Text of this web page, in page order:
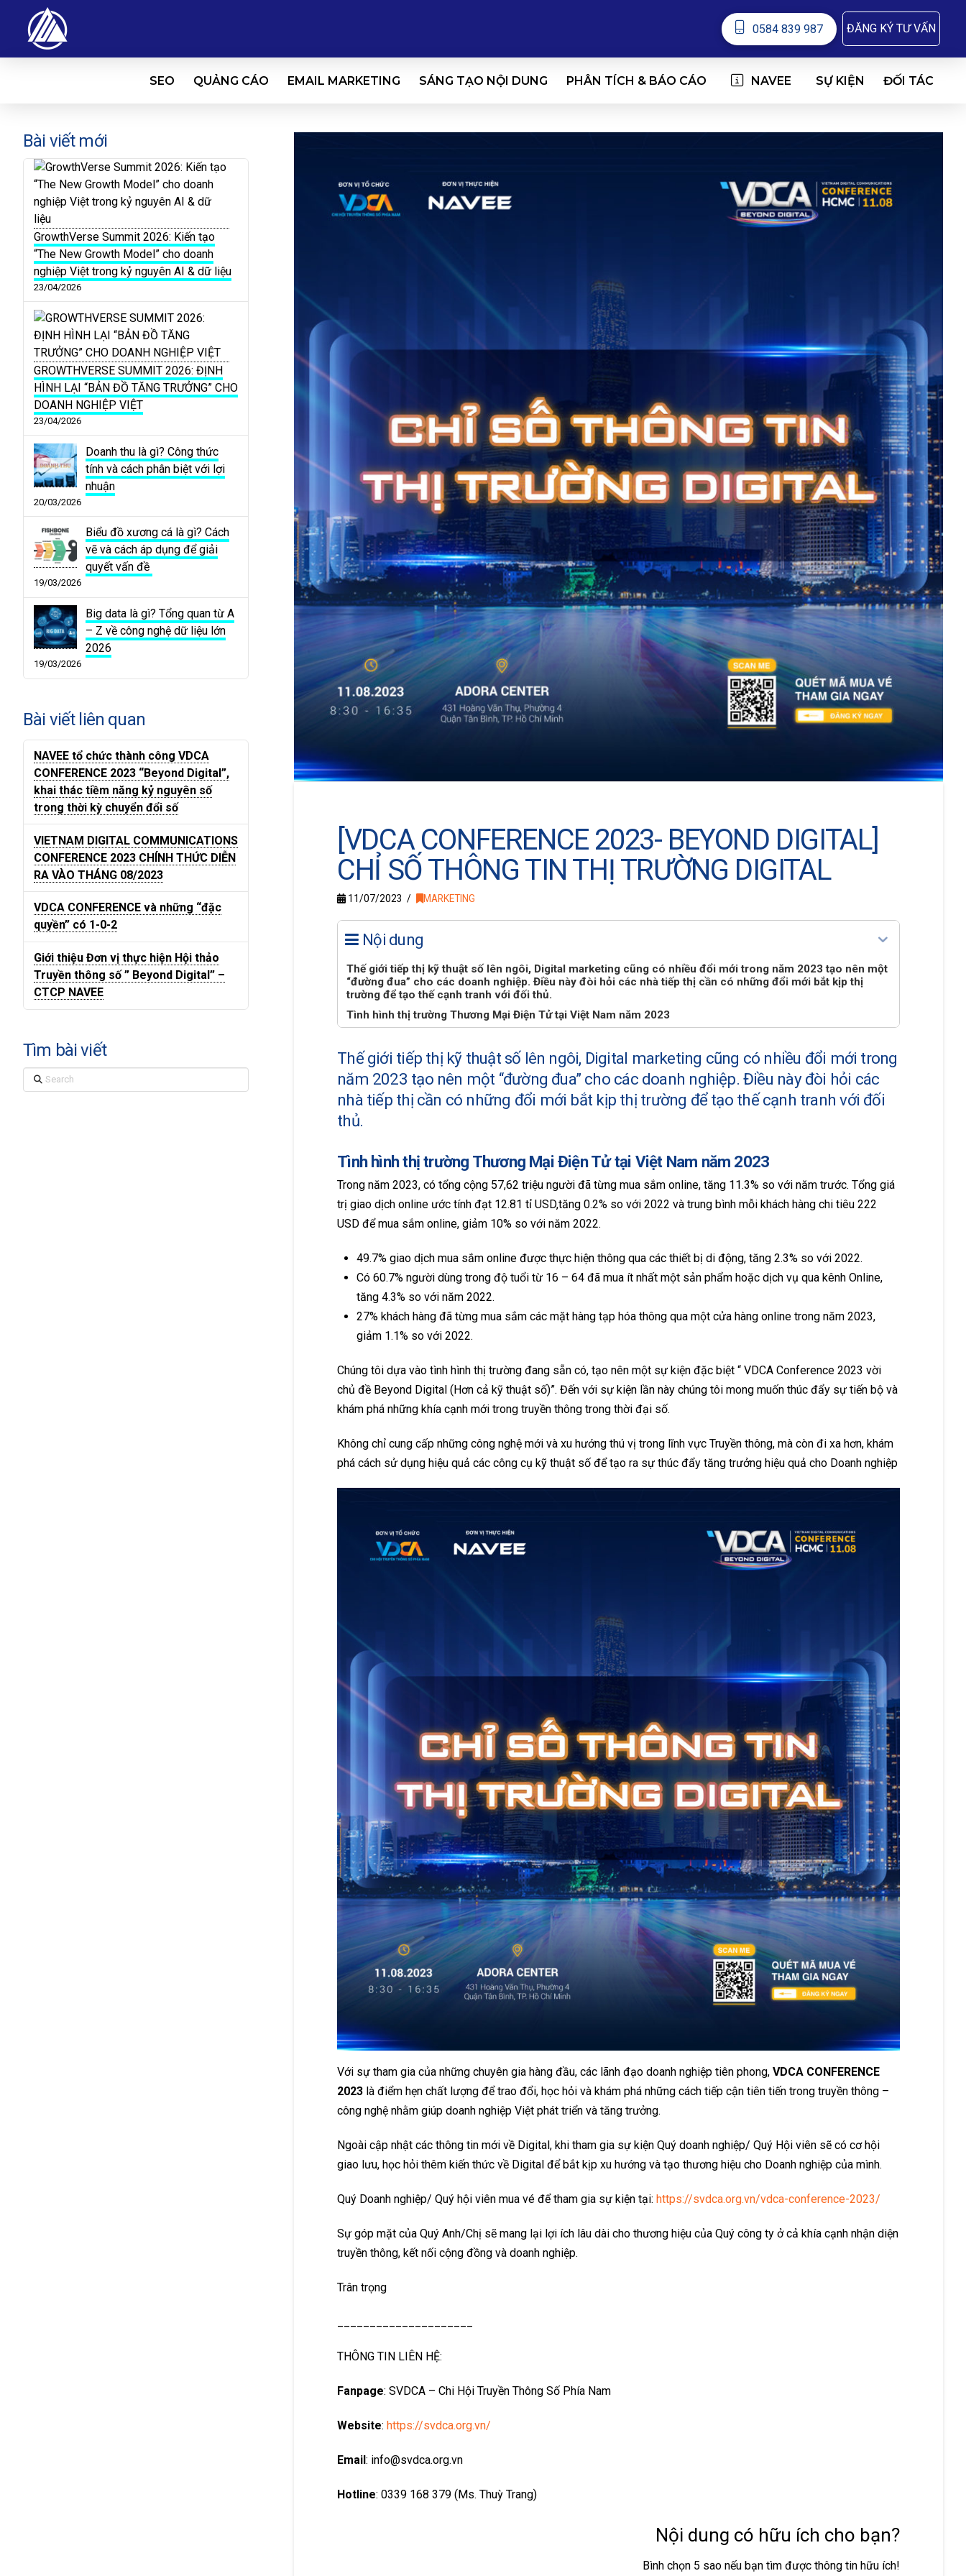
0584 839 987 ĐĂNG KÝ TƯ VẤN
SEO QUẢNG CÁO EMAIL MARKETING SÁNG TẠO NỘI DUNG PHÂN TÍCH & BÁO CÁO NAVEE SỰ KIỆN ĐỐI TÁC
[VDCA CONFERENCE 2023- BEYOND DIGITAL]
CHỈ SỐ THÔNG TIN THỊ TRƯỜNG DIGITAL
11/07/2023 MARKETING
Nội dung
Thế giới tiếp thị kỹ thuật số lên ngôi, Digital marketing cũng có nhiều đổi mới trong năm 2023 tạo nên một
“đường đua” cho các doanh nghiệp. Điều này đòi hỏi các nhà tiếp thị cần có những đổi mới bắt kịp thị
trường để tạo thế cạnh tranh với đối thủ.
Tình hình thị trường Thương Mại Điện Tử tại Việt Nam năm 2023
Thế giới tiếp thị kỹ thuật số lên ngôi, Digital marketing cũng có nhiều đổi mới trong
năm 2023 tạo nên một “đường đua” cho các doanh nghiệp. Điều này đòi hỏi các
nhà tiếp thị cần có những đổi mới bắt kịp thị trường để tạo thế cạnh tranh với đối
thủ.
Tình hình thị trường Thương Mại Điện Tử tại Việt Nam năm 2023
Trong năm 2023, có tổng cộng 57,62 triệu người đã từng mua sắm online, tăng 11.3% so với năm trước. Tổng giá
trị giao dịch online ước tính đạt 12.81 tỉ USD,tăng 0.2% so với 2022 và trung bình mỗi khách hàng chi tiêu 222
USD để mua sắm online, giảm 10% so với năm 2022.
49.7% giao dịch mua sắm online được thực hiện thông qua các thiết bị di động, tăng 2.3% so với 2022.
Có 60.7% người dùng trong độ tuổi từ 16 – 64 đã mua ít nhất một sản phẩm hoặc dịch vụ qua kênh Online,
tăng 4.3% so với năm 2022.
27% khách hàng đã từng mua sắm các mặt hàng tạp hóa thông qua một cửa hàng online trong năm 2023,
giảm 1.1% so với 2022.
Chúng tôi dựa vào tình hình thị trường đang sẵn có, tạo nên một sự kiện đặc biệt “ VDCA Conference 2023 vời
chủ đề Beyond Digital (Hơn cả kỹ thuật số)”. Đến với sự kiện lần này chúng tôi mong muốn thúc đẩy sự tiến bộ và
khám phá những khía cạnh mới trong truyền thông trong thời đại số.
Không chỉ cung cấp những công nghệ mới và xu hướng thú vị trong lĩnh vực Truyền thông, mà còn đi xa hơn, khám
phá cách sử dụng hiệu quả các công cụ kỹ thuật số để tạo ra sự thúc đẩy tăng trưởng hiệu quả cho Doanh nghiệp
Với sự tham gia của những chuyên gia hàng đầu, các lãnh đạo doanh nghiệp tiên phong,VDCA CONFERENCE
2023 là điểm hẹn chất lượng để trao đổi, học hỏi và khám phá những cách tiếp cận tiên tiến trong truyền thông –
công nghệ nhằm giúp doanh nghiệp Việt phát triển và tăng trưởng.
Ngoài cập nhật các thông tin mới về Digital, khi tham gia sự kiện Quý doanh nghiệp/ Quý Hội viên sẽ có cơ hội
giao lưu, học hỏi thêm kiến thức về Digital để bắt kịp xu hướng và tạo thương hiệu cho Doanh nghiệp của mình.
Quý Doanh nghiệp/ Quý hội viên mua vé để tham gia sự kiện tại: https://svdca.org.vn/vdca-conference-2023/
Sự góp mặt của Quý Anh/Chị sẽ mang lại lợi ích lâu dài cho thương hiệu của Quý công ty ở cả khía cạnh nhận diện
truyền thông, kết nối cộng đồng và doanh nghiệp.
Trân trọng
THÔNG TIN LIÊN HỆ:
Fanpage: SVDCA – Chi Hội Truyền Thông Số Phía Nam
Website: https://svdca.org.vn/
Email: info@svdca.org.vn
Hotline: 0339 168 379 (Ms. Thuỳ Trang)
Nội dung có hữu ích cho bạn?
Bình chọn 5 sao nếu bạn tìm được thông tin hữu ích!
Bài viết mới
GrowthVerse Summit 2026: Kiến tạo
“The New Growth Model” cho doanh
nghiệp Việt trong kỷ nguyên AI & dữ liệu
23/04/2026
GROWTHVERSE SUMMIT 2026: ĐỊNH
HÌNH LẠI “BẢN ĐỒ TĂNG TRƯỞNG” CHO
DOANH NGHIỆP VIỆT
23/04/2026
Doanh thu là gì? Công thức
tính và cách phân biệt với lợi
nhuận
20/03/2026
Biểu đồ xương cá là gì? Cách
vẽ và cách áp dụng để giải
quyết vấn đề
19/03/2026
Big data là gì? Tổng quan từ A
– Z về công nghệ dữ liệu lớn
2026
19/03/2026
Bài viết liên quan
NAVEE tổ chức thành công VDCA
CONFERENCE 2023 “Beyond Digital”,
khai thác tiềm năng kỷ nguyên số
trong thời kỳ chuyển đổi số
VIETNAM DIGITAL COMMUNICATIONS
CONFERENCE 2023 CHÍNH THỨC DIỄN
RA VÀO THÁNG 08/2023
VDCA CONFERENCE và những “đặc
quyền” có 1-0-2
Giới thiệu Đơn vị thực hiện Hội thảo
Truyền thông số ” Beyond Digital” –
CTCP NAVEE
Tìm bài viết
Search